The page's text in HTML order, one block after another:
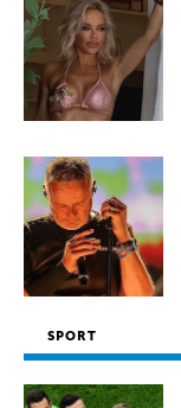
SPORT